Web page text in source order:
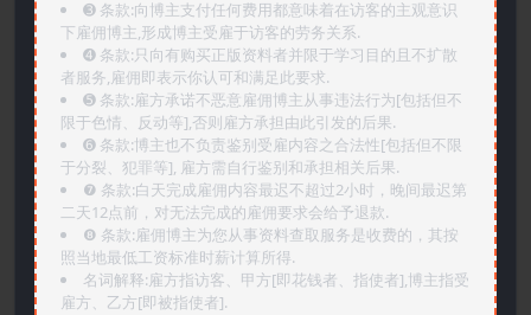
➌️ 条款:向博主支付任何费用都意味着在访客的主观意识
下雇佣博主,形成博主受雇于访客的劳务关系.
➍️ 条款:只向有购买正版资料者并限于学习目的且不扩散
者服务,雇佣即表示你认可和满足此要求.
➎ 条款:雇方承诺不恶意雇佣博主从事违法行为[包括但不
限于色情、反动等],否则雇方承担由此引发的后果.
➏️ 条款:博主也不负责鉴别受雇内容之合法性[包括但不限
于分裂、犯罪等], 雇方需自行鉴别和承担相关后果.
❼ 条款:白天完成雇佣内容最迟不超过2小时，晚间最迟第
二天12点前，对无法完成的雇佣要求会给予退款.
❽ 条款:雇佣博主为您从事资料查取服务是收费的，其按
照当地最低工资标准时薪计算所得.
名词解释:雇方指访客、甲方[即花钱者、指使者],博主指受
雇方、乙方[即被指使者].